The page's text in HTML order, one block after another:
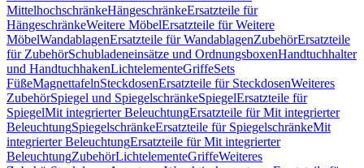
MittelhochschränkeHängeschränkeErsatzteile für
HängeschränkeWeitere MöbelErsatzteile für Weitere
MöbelWandablagenErsatzteile für WandablagenZubehörErsatzteile
für ZubehörSchubladeneinsätze und OrdnungsboxenHandtuchhalter
und HandtuchhakenLichtelementeGriffeSets
FüßeMagnettafelnSteckdosenErsatzteile für SteckdosenWeiteres
ZubehörSpiegel und SpiegelschränkeSpiegelErsatzteile für
SpiegelMit integrierter BeleuchtungErsatzteile für Mit integrierter
BeleuchtungSpiegelschränkeErsatzteile für SpiegelschränkeMit
integrierter BeleuchtungErsatzteile für Mit integrierter
BeleuchtungZubehörLichtelementeGriffeWeiteres